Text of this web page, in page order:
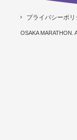
プライバシーポリ
OSAKA MARATHON.